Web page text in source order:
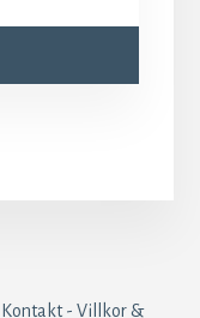
Kontakt - Villkor &